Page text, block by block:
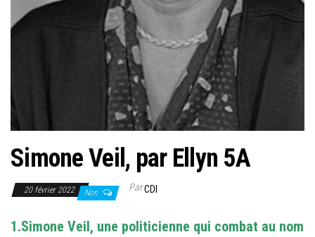
Simone Veil, par Ellyn 5A
20 février 2022 Non ParCDI
1.Simone Veil, une politicienne qui combat au nom